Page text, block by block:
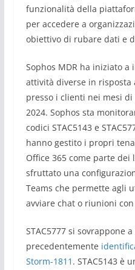
funzionalità della
per accedere a
obiettivo di rubare dati e
Sophos MDR ha iniziato
attività diverse in
presso i clienti nei mesi
2024. Sophos sta
codici STAC5143 e
hanno gestito i propri
Office 365 come parte dei
sfruttato una
Teams che permette agli
avviare chat o riunioni
STAC5777 si sovrappone
precedentemente
Storm-1811 . STAC5143 è